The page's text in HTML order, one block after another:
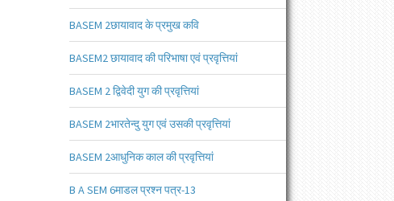
BASEM 2छायावाद के प्रमुख कवि
BASEM2 छायावाद की परिभाषा एवं प्रवृत्तियां
BASEM 2 द्विवेदी युग की प्रवृत्तियां
BASEM 2भारतेन्दु युग एवं उसकी प्रवृत्तियां
BASEM 2आधुनिक काल की प्रवृत्तियां
B A SEM 6माडल प्रश्न पत्र-13